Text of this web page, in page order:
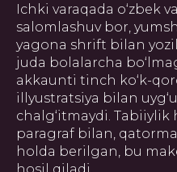
Ichki varaqada o‘zbek
salomlashuv bor,
yagona shrift bilan
juda bolalarcha
akkaunti tinch ko‘k-
illyustratsiya bilan
chalg‘itmaydi.
paragraf bilan,
holda berilgan, bu